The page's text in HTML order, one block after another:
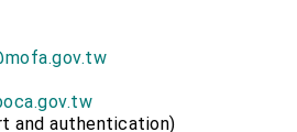
and authentication)